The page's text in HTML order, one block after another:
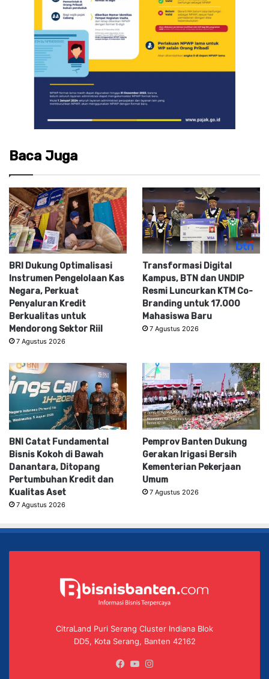
Baca Juga
BRI Dukung Optimalisasi
Instrumen Pengelolaan Kas
Negara, Perkuat
Penyaluran Kredit
Berkualitas untuk
Mendorong Sektor Riil
7 Agustus 2026
Transformasi Digital
Kampus, BTN dan UNDIP
Resmi Luncurkan KTM Co-
Branding untuk 17.000
Mahasiswa Baru
7 Agustus 2026
BNI Catat Fundamental
Bisnis Kokoh di Bawah
Danantara, Ditopang
Pertumbuhan Kredit dan
Kualitas Aset
7 Agustus 2026
Pemprov Banten Dukung
Gerakan Irigasi Bersih
Kementerian Pekerjaan
Umum
7 Agustus 2026
CitraLand Puri Serang Cluster Indiana Blok
DD5, Kota Serang, Banten 42162
Facebook
YouTube